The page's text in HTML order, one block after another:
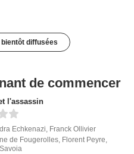
diffusées
de commencer
l'assassin
Echkenazi, Franck Ollivier
de Fougerolles, Florent Peyre,